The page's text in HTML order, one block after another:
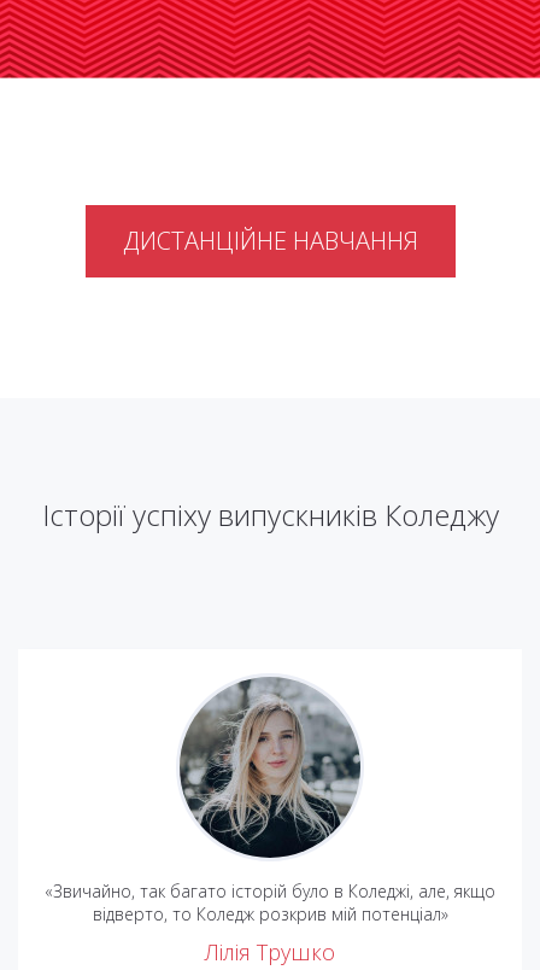
ДИСТАНЦІЙНЕ НАВЧАННЯ
Історії успіху випускників Коледжу
«Для мене коледж, ніби міст з дитинства у доросле
життя, час становлення мене як особистості, час
юриста. Саме у коледжі я зустріла людей, з якими досі іду